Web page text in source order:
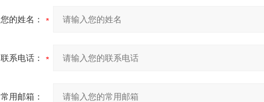
您的姓名：
联系电话：
常用邮箱：